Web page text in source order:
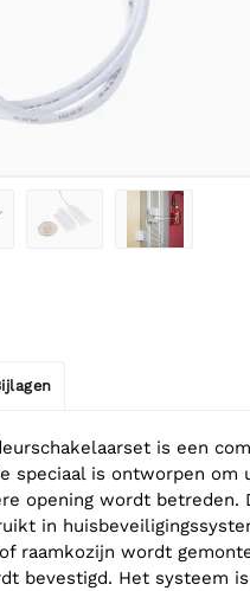
is een
speciaal is ontworpen om
opening wordt betreden.
in
raamkozijn wordt
bevestigd. Het systeem